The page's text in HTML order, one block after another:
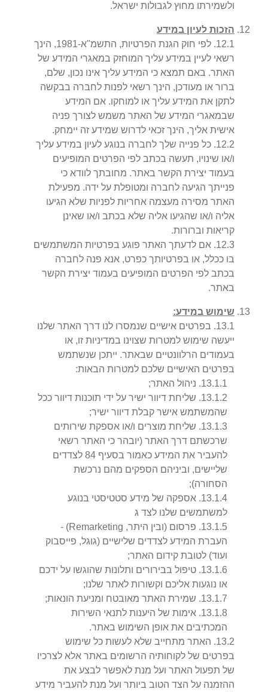
ולשמירתו מחוץ לגבולות ישראל.
הזכות לעיון במידע
12.1
.
לפי חוק הגנת הפרטיות, התשמ"א-1981, הינך
רשאי לעיין במידע עליך המוחזק במאגרי המידע של
האתר. באם תמצא כי המידע עליך אינו נכון, שלם,
ברור או מעודכן, הינך רשאי לפנות לחברה בבקשה
לתקן את המידע עליך או למוחקו. אם המידע
שבמאגרי המידע של האתר משמש לצורך פניה
אישית אליך, הינך זכאי לדרוש שמידע זה יימחק.
12.2
. כל פנייה שלך לחברה בנוגע לעיון במידע עליך
ו/או שינויו, תעשה בכתב לפי הפרטים המופיעים
בעמוד יצירת הקשר באתר. מחובתך לוודא כי
פנייתך הגיעה לחברה ומטופלת על ידה. מפעילת
האתר מסירה מעצמה אחריות לפניות שלא הגיעו
אליה ו/או שהגיעו אליה שלא בכתב ו/או שאינן
קריאות וברורות.
12.3
. אם לדעתך האתר פוגע בפרטיות המשתמשים
בו ככלל, או בפרטיותך כפרט, אנא פנה לחברה
בכתב לפי הפרטים המופיעים בעמוד יצירת הקשר
באתר.
שימוש במידע:
13.1
. בפרטים אישיים שנמסרו לנו דרך האתר שלנו
ייעשה שימוש למטרות שצוינו במדיניות זו, או
בעמודים הרלוונטיים שבאתר. ייתכן שנשתמש
בפרטים האישיים שלכם למטרות הבאות:
13.1.1
. ניהול האתר;
13.1.2
. שליחת דיוור ישיר על ידי תוכנות דיוור ככל
שהמשתמש אישר קבלת דיוור ישיר;
13.1.3
. שליחת מוצרים ו/או אספקת שירותים
שרכשתם דרך האתר (יובהר כי האתר רשאי
להעביר את המידע כאמור בסעיף 84 לצדדים
שליישים, וביניהם הספקים מהם נרכשת
הסחורה);
13.1.4
. אספקה של מידע סטטיסטי בנוגע
למשתמשים שלנו לצד ג
13.1.5
.
פרסום (ובין היתר, Remarketing) -
העברת המידע לצדדים שלישיים (גוגל, פייסבוק
ועוד) לטובת קידום האתר;
13.1.6
. טיפול בבירורים ותלונות שהוגשו על ידכם
או נוגעות אליכם וקשורות לאתר שלנו;
13.1.7
. שמירת האתר מאובטח ומניעת הונאות;
13.1.8
. אימות של היענות לתנאי השירות
המכתיבים את אופן השימוש באתר.
13.2
. האתר מתחייב שלא לעשות כל שימוש
בפרטים של לקוחותיה הרשומים באתר אלא לצרכיו
של תפעול האתר ועל מנת לאפשר לבצע את
ההזמנה על הצד הטוב ביותר ועל מנת להעביר מידע